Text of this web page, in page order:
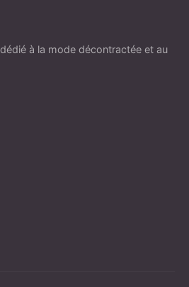
à la mode décontractée et au